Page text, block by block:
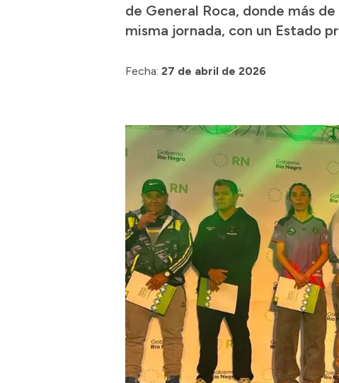
de General Roca, donde más
misma jornada, con un Estado
Fecha: 27 de abril de 2026